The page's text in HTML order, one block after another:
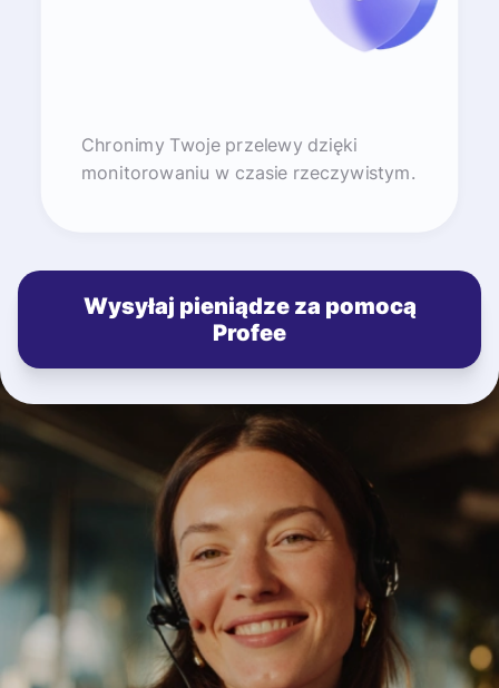
Chronimy Twoje przelewy dzięki
monitorowaniu w czasie rzeczywistym.
Wysyłaj pieniądze za pomocą
Profee